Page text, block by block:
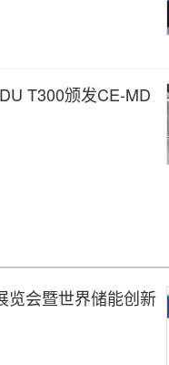
T300颁发CE-MD
览会暨世界储能创新